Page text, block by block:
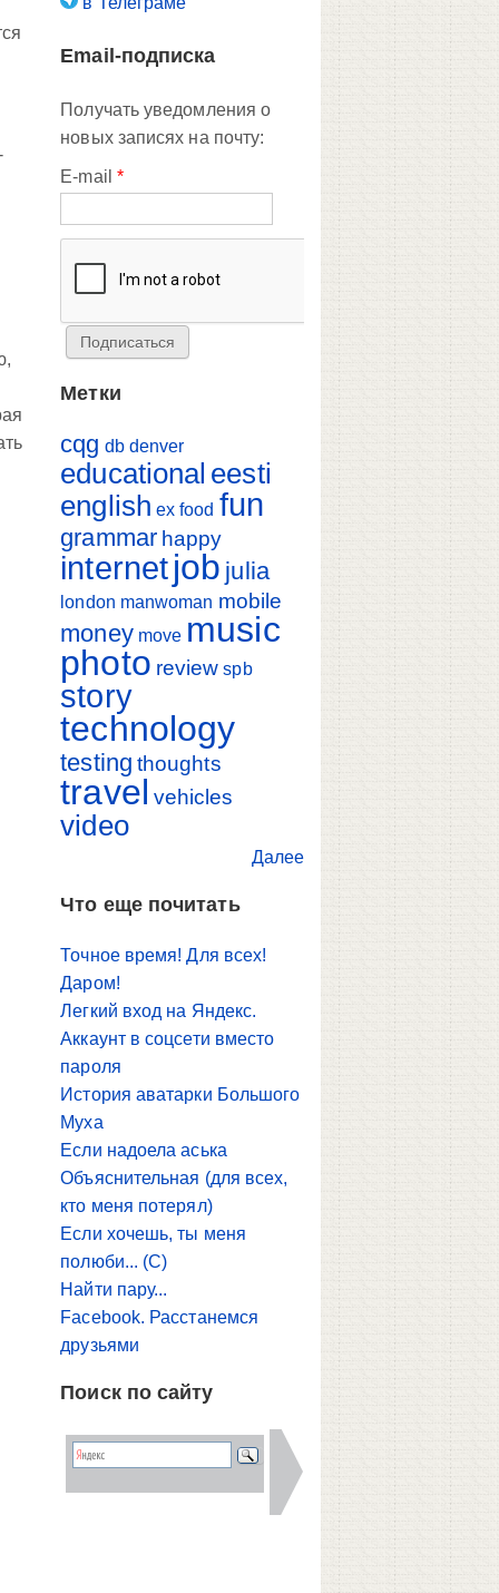
Email-подписка
Получать уведомления о
новых записях на почту:
E-mail *
Метки
cqg db denver
educational eesti
english ex food fun
grammar happy
internetjob julia
london manwoman mobile
money move music
photo review spb
story
technology
testing thoughts
travel vehicles
video
Далее
Что еще почитать
Точное время! Для всех!
Даром!
Легкий вход на Яндекс.
Аккаунт в соцсети вместо
пароля
История аватарки Большого
Муха
Если надоела аська
Объяснительная (для всех,
кто меня потерял)
Если хочешь, ты меня
полюби... (С)
Найти пару...
Facebook. Расстанемся
друзьями
Поиск по сайту